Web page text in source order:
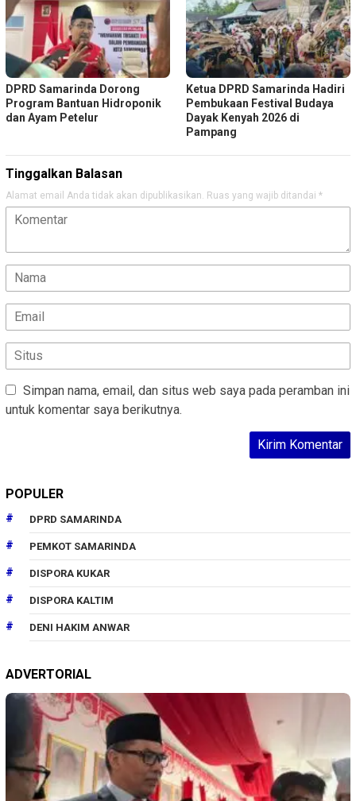
DPRD Samarinda Dorong
Program Bantuan Hidroponik
dan Ayam Petelur
Ketua DPRD Samarinda Hadiri
Pembukaan Festival Budaya
Dayak Kenyah 2026 di
Pampang
Tinggalkan Balasan
Alamat email Anda tidak akan dipublikasikan. Ruas yang wajib ditandai *
Simpan nama, email, dan situs web saya pada peramban ini
untuk komentar saya berikutnya.
POPULER
DPRD SAMARINDA
PEMKOT SAMARINDA
DISPORA KUKAR
DISPORA KALTIM
DENI HAKIM ANWAR
ADVERTORIAL